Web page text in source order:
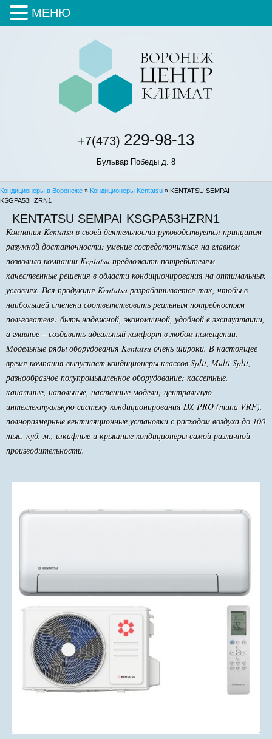
+7(473) 229-98-13
Бульвар Победы д. 8
Кондиционеры в Воронеже » Кондиционеры Kentatsu » KENTATSU SEMPAI
KSGPA53HZRN1
KENTATSU SEMPAI KSGPA53HZRN1
Компания Kentatsu в своей деятельности руководствуется принципом
разумной достаточности: умение сосредоточиться на главном
позволило компании Kentatsu предложить потребителям
качественные решения в области кондиционирования на оптимальных
условиях. Вся продукция Kentatsu разрабатывается так, чтобы в
наибольшей степени соответствовать реальным потребностям
пользователя: быть надежной, экономичной, удобной в эксплуатации,
а главное – создавать идеальный комфорт в любом помещении.
Модельные ряды оборудования Kentatsu очень широки. В настоящее
время компания выпускает кондиционеры классов Split, Multi Split,
разнообразное полупромышленное оборудование: кассетные,
канальные, напольные, настенные модели; центральную
интеллектуальную систему кондиционирования DX PRO (типа VRF),
полноразмерные вентиляционные установки с расходом воздуха до 100
тыс. куб. м., шкафные и крышные кондиционеры самой различной
производительности.
МЕНЮ